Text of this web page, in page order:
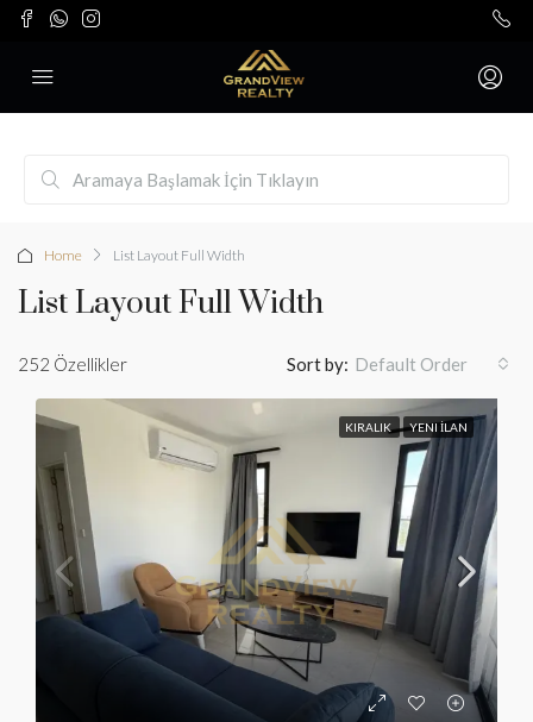
Home List Layout Full Width
List Layout Full Width
252 Özellikler Sort by: Default Order
KIRALIK YENI İLAN